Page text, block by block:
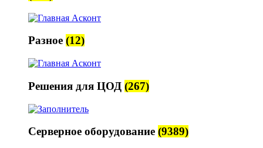
Разное (12)
Решения для ЦОД (267)
Серверное оборудование (9389)